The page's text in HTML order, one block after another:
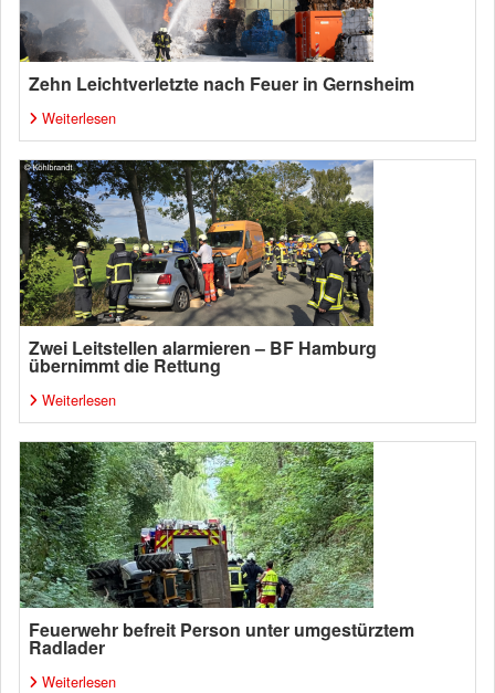
Zehn Leichtverletzte nach Feuer in Gernsheim
Weiterlesen
Zwei Leitstellen alarmieren – BF Hamburg
übernimmt die Rettung
Weiterlesen
Feuerwehr befreit Person unter umgestürztem
Radlader
Weiterlesen